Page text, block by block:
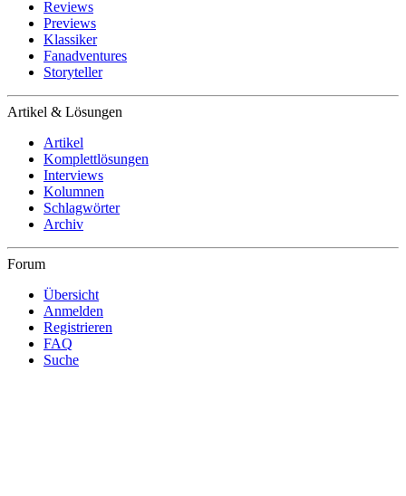
Reviews
Previews
Klassiker
Fanadventures
Storyteller
Artikel & Lösungen
Artikel
Komplettlösungen
Interviews
Kolumnen
Schlagwörter
Archiv
Forum
Übersicht
Anmelden
Registrieren
FAQ
Suche